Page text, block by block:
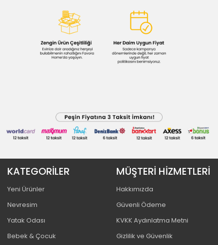
KATEGORİLER
Yeni Ürünler
Nevresim
Yatak Odası
Bebek & Çocuk
MÜŞTERİ HİZMETLERİ
Hakkımızda
Güvenli Ödeme
KVKK Aydınlatma Metni
Gizlilik ve Güvenlik